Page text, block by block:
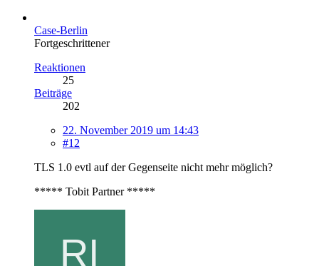
Case-Berlin
Fortgeschrittener
Reaktionen
25
Beiträge
202
22. November 2019 um 14:43
#12
TLS 1.0 evtl auf der Gegenseite nicht mehr möglich?
***** Tobit Partner *****